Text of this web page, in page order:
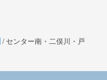
/ センター南・二俣川・戸